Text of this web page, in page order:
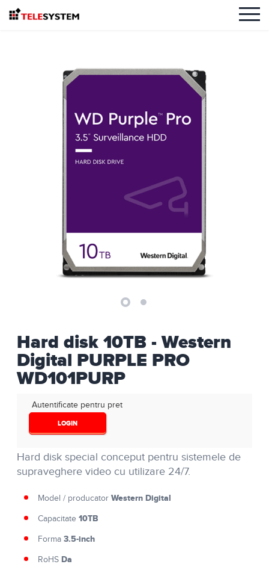
Hard disk 10TB - Western
Digital PURPLE PRO
WD101PURP
Autentificate pentru pret
LOGIN
Hard disk special conceput pentru sistemele de
supraveghere video cu utilizare 24/7.
Model / producator Western Digital
Capacitate 10TB
Forma 3.5-inch
RoHS Da